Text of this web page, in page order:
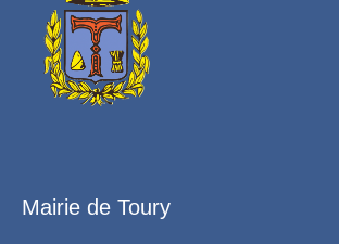
Mairie de Toury